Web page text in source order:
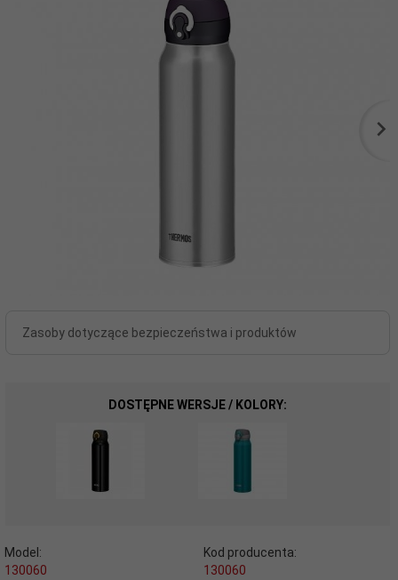
Zasoby dotyczące bezpieczeństwa i produktów
DOSTĘPNE WERSJE / KOLORY:
Model:
130060
Kod producenta:
130060